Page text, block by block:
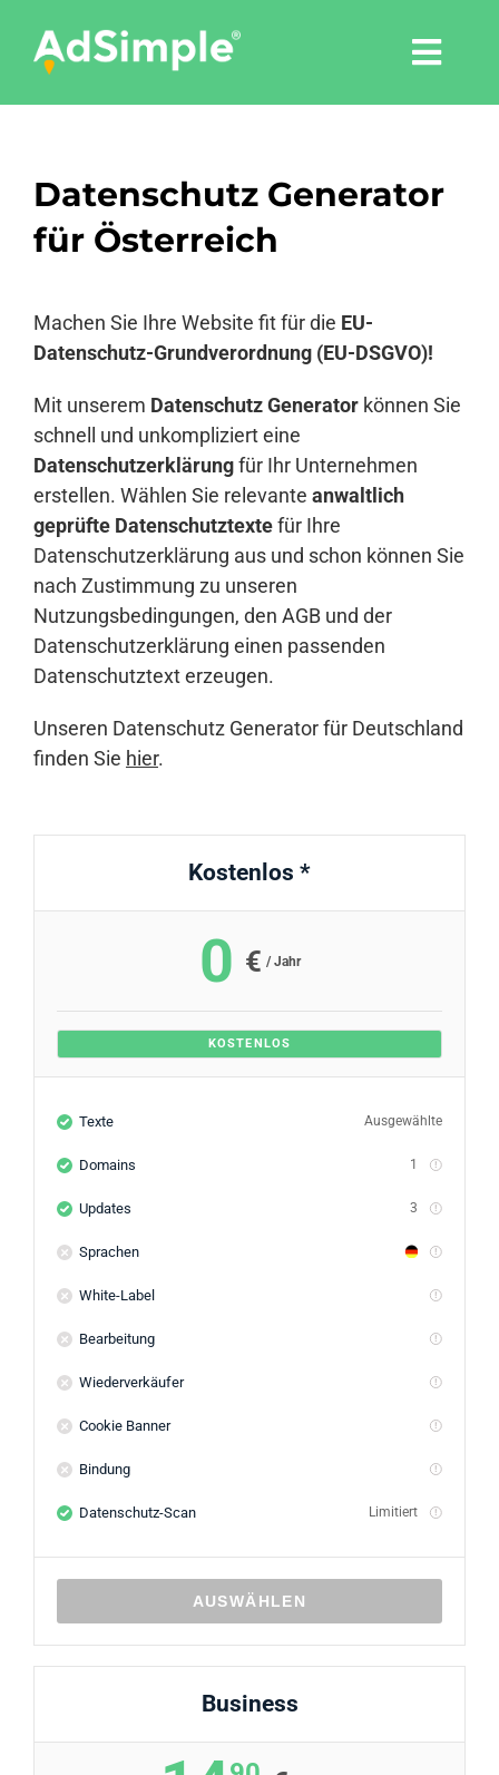
content
Tools
Shop
Agentur
Blog
Anmelden
Datenschutz Generator
für Österreich
Machen Sie Ihre Website fit für die EU-
Datenschutz-Grundverordnung (EU-DSGVO)!
Mit unserem Datenschutz Generator können Sie
schnell und unkompliziert eine
Datenschutzerklärungfür Ihr Unternehmen
erstellen. Wählen Sie relevante anwaltlich
geprüfte Datenschutztextefür Ihre
Datenschutzerklärung aus und schon können Sie
nach Zustimmung zu unseren
Nutzungsbedingungen, den AGB und der
Datenschutzerklärung einen passenden
Datenschutztext erzeugen.
Unseren Datenschutz Generator für Deutschland
finden Sie hier.
Kostenlos *
0 € / Jahr
KOSTENLOS
Texte Ausgewählte
Domains 1
Updates 3
Sprachen
White-Label
Bearbeitung
Wiederverkäufer
Cookie Banner
Bindung
Datenschutz-Scan Limitiert
AUSWÄHLEN
Business